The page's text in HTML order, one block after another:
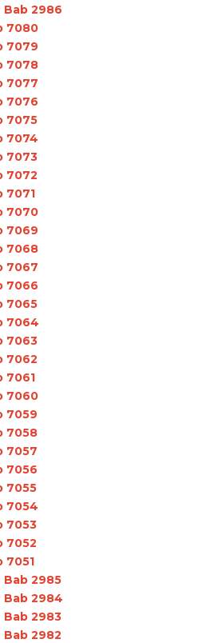
Bab 2986
7080
7079
7078
7077
7076
7075
7074
7073
7072
7071
7070
7069
7068
7067
7066
7065
7064
7063
7062
7061
7060
7059
7058
7057
7056
7055
7054
7053
7052
7051
Bab 2985
Bab 2984
Bab 2983
2982